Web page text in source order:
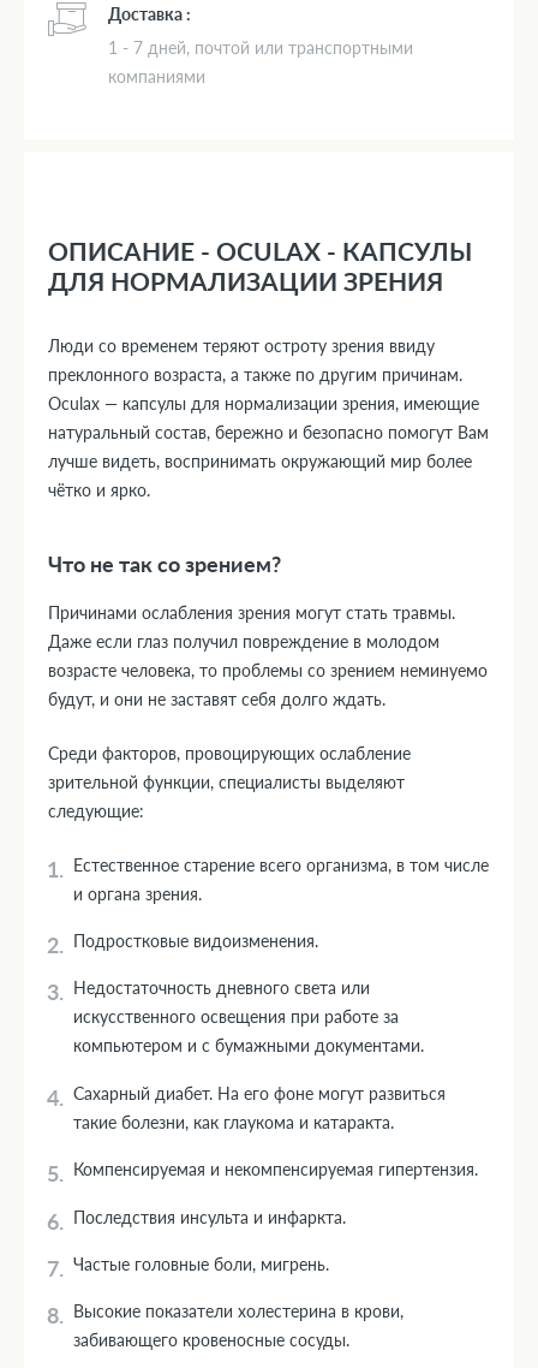
Доставка :
1 - 7 дней, почтой или транспортными
компаниями
ОПИСАНИЕ - OCULAX - КАПСУЛЫ
ДЛЯ НОРМАЛИЗАЦИИ ЗРЕНИЯ
Люди со временем теряют остроту зрения ввиду
преклонного возраста, а также по другим причинам.
Oculax — капсулы для нормализации зрения, имеющие
натуральный состав, бережно и безопасно помогут Вам
лучше видеть, воспринимать окружающий мир более
чётко и ярко.
Что не так со зрением?
Причинами ослабления зрения могут стать травмы.
Даже если глаз получил повреждение в молодом
возрасте человека, то проблемы со зрением неминуемо
будут, и они не заставят себя долго ждать.
Среди факторов, провоцирующих ослабление
зрительной функции, специалисты выделяют
следующие:
Естественное старение всего организма, в том числе
и органа зрения.
Подростковые видоизменения.
Недостаточность дневного света или
искусственного освещения при работе за
компьютером и с бумажными документами.
Сахарный диабет. На его фоне могут развиться
такие болезни, как глаукома и катаракта.
Компенсируемая и некомпенсируемая гипертензия.
Последствия инсульта и инфаркта.
Частые головные боли, мигрень.
Высокие показатели холестерина в крови,
забивающего кровеносные сосуды.